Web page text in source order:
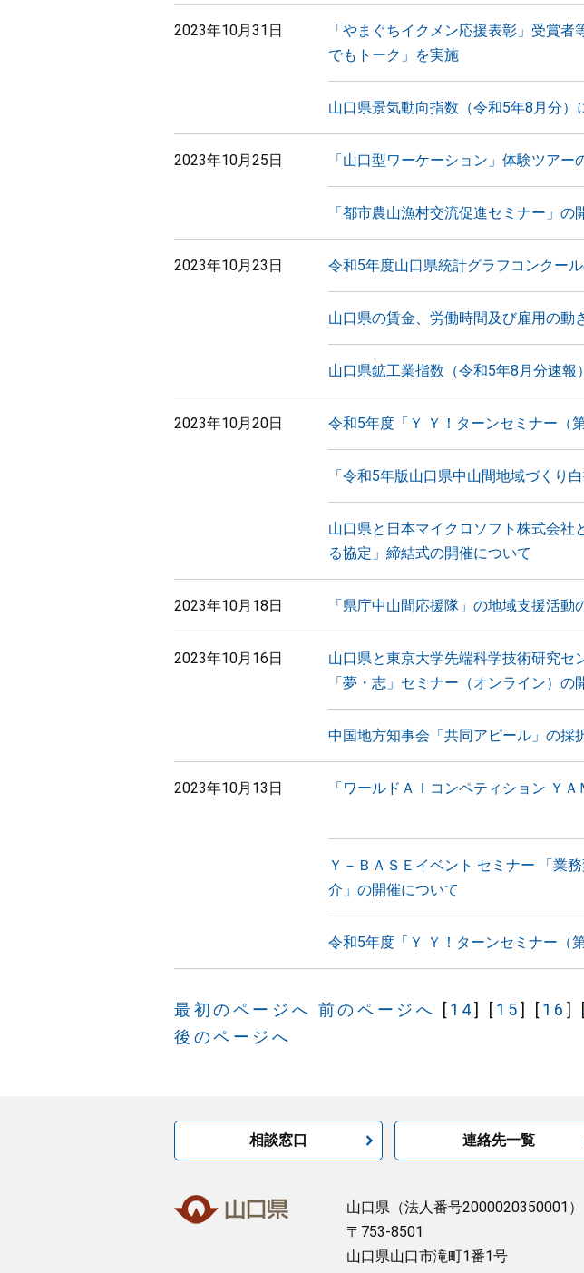
2023年10月31日
「やまぐちイクメン応援表彰」受賞
でもトーク」を実施
山口県景気動向指数（令和5年8月分）
2023年10月25日 「山口型ワーケーション」体験ツアー
「都市農山漁村交流促進セミナー」
2023年10月23日 令和5年度山口県統計グラフコンクー
山口県の賃金、労働時間及び雇用の動
山口県鉱工業指数（令和5年8月分速報
2023年10月20日 令和5年度「Ｙ Ｙ！ターンセミナー（
「令和5年版山口県中山間地域づくり
山口県と日本マイクロソフト株式会社
る協定」締結式の開催について
2023年10月18日 「県庁中山間応援隊」の地域支援活動
2023年10月16日
山口県と東京大学先端科学技術研究
「夢・志」セミナー（オンライン）の
中国地方知事会「共同アピール」の採
2023年10月13日 「ワールドＡＩコンペティション Ｙ
Ｙ－ＢＡＳＥイベント セミナー 「業
介」の開催について
令和5年度「Ｙ Ｙ！ターンセミナー（
最初のページへ 前のページへ [ 14] [ 15] [ 16 ] [
後のページへ
相談窓口 連絡先一覧
山口県 （法人番号2000020350001）
〒753-8501
山口県山口市滝町1番1号